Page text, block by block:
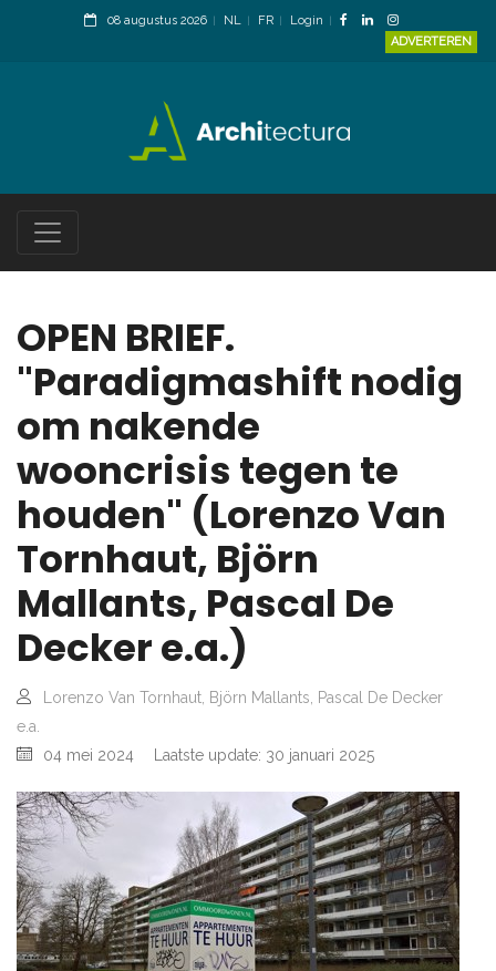
08 augustus 2026 NL FR
Login
ADVERTEREN
OPEN BRIEF.
"Paradigmashift nodig
om nakende
wooncrisis tegen te
houden" (Lorenzo Van
Tornhaut, Björn
Mallants, Pascal De
Decker e.a.)
Lorenzo Van Tornhaut, Björn Mallants, Pascal De Decker
e.a.
04 mei 2024
Laatste update: 30 januari 2025